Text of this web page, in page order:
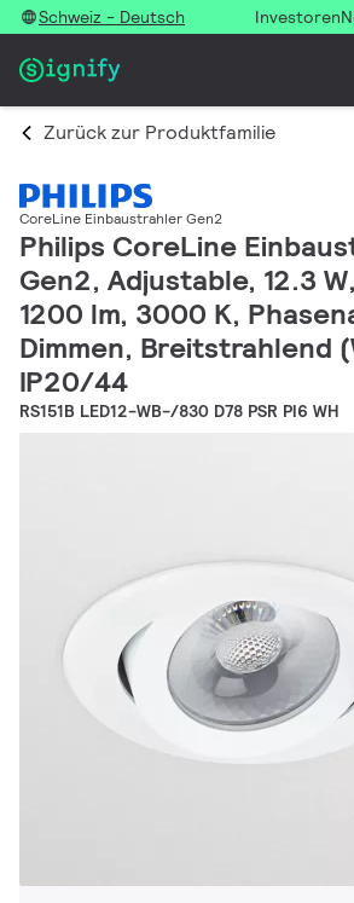
Schweiz - Deutsch Investoren
Zurück zur Produktfamilie
CoreLine Einbaustrahler Gen2
Philips CoreLine
Gen2, Adjustable, 12.3
1200 lm, 3000 K,
Dimmen, Breitstrahlend
IP20/44
RS151B LED12-WB-/830 D78 PSR PI6 WH